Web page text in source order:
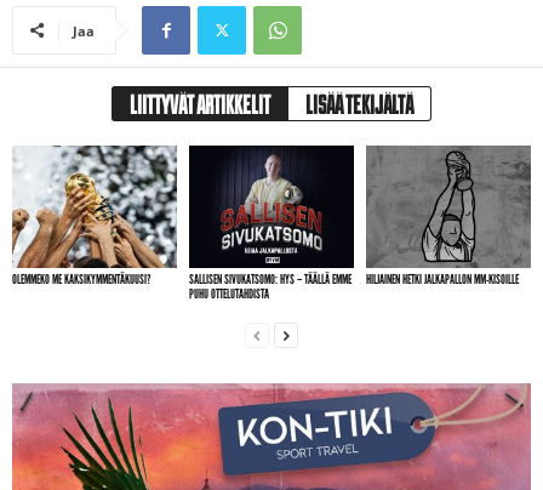
Jaa
LIITTYVÄT ARTIKKELIT LISÄÄ TEKIJÄLTÄ
OLEMMEKO ME KAKSIKYMMENTÄKUUSI?
SALLISEN SIVUKATSOMO: HYS – TÄÄLLÄ EMME
PUHU OTTELUTAHDISTA
HILJAINEN HETKI JALKAPALLON MM-KISOILLE